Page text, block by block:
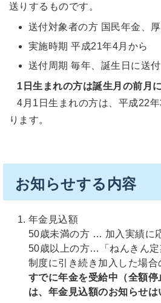
送りするものです。
送付対象者の方 国民年金、
実施時期 平成21年4月から
送付周期 毎年、誕生日に送付
1日生まれの方は誕生月の前月
4月1日生まれの方は、平成22
ります。
お知らせする内容
年金見込額
50歳未満の方 … 加入実績に
50歳以上の方…「ねんきん定
制度に引き続き加入した場
すでに年金を受給中（全額
は、年金見込額のお知らせは